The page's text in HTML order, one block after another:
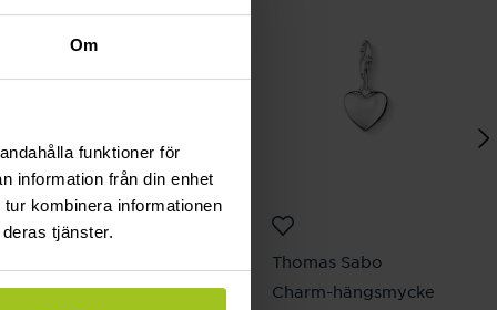
Om
funktioner för
information från din enhet
kombinera informationen
tjänster.
Hänge Guldtacka 18K
Thomas Sabo
Charm-hängsmycke